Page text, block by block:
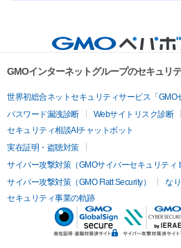
GMOインターネットグループのセキュリ
世界初総合ネットセキュリティサービス「GMO
パスワード漏洩診断
Webサイトリスク診断
セキュリティ相談AIチャットボット
実在証明・盗聴対策
サイバー攻撃対策（GMOサイバーセキュリティ
サイバー攻撃対策（GMO Flatt Security）
な
セキュリティ事業の軌跡